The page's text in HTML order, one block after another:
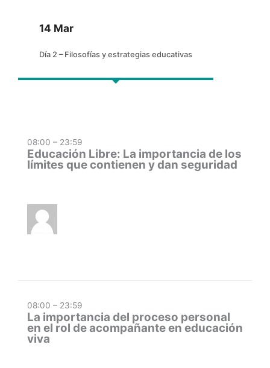
14 Mar
Día 2 – Filosofías y estrategias educativas
08:00 – 23:59
Educación Libre: La importancia de los
límites que contienen y dan seguridad
08:00 – 23:59
La importancia del proceso personal
en el rol de acompañante en educación
viva